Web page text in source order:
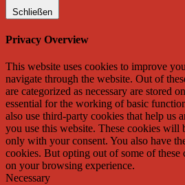
Schließen
Privacy Overview
This website uses cookies to improve
navigate through the website. Out of
are categorized as necessary are stored
essential for the working of basic
also use third-party cookies that help us
you use this website. These cookies will
only with your consent. You also have
cookies. But opting out of some of these
on your browsing experience.
Necessary